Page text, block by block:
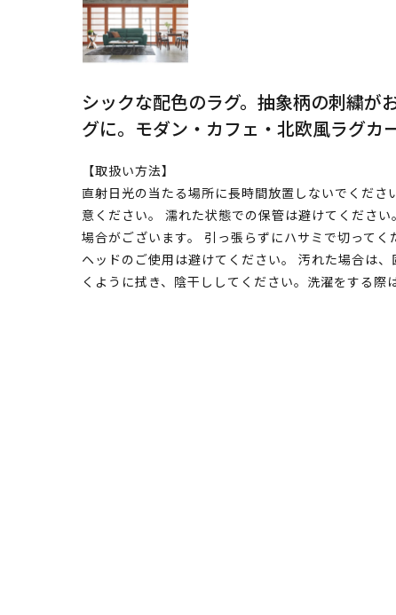
シックな配色のラグ。抽象柄の刺繍が
グに。モダン・カフェ・北欧風ラグカ
【取扱い方法】
直射日光の当たる場所に長時間放置しないでくだ
意ください。 濡れた状態での保管は避けてくださ
場合がございます。 引っ張らずにハサミで切って
ヘッドのご使用は避けてください。 汚れた場合は
くように拭き、陰干ししてください。洗濯をする際